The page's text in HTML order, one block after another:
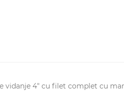
vidanje 4" cu filet complet cu